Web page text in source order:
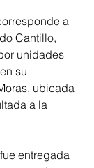
a
Cantillo,
unidades
su
ubicada
a la
entregada